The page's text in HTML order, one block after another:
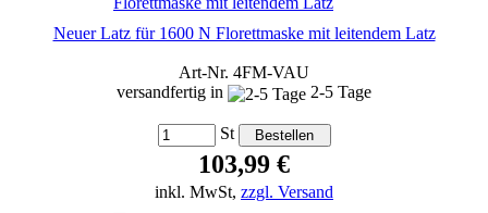
Neuer Latz für 1600 N Florettmaske mit leitendem Latz
Art-Nr. 4FM-VAU
versandfertig in
2-5 Tage
St
103,99 €
inkl. MwSt, zzgl. Versand